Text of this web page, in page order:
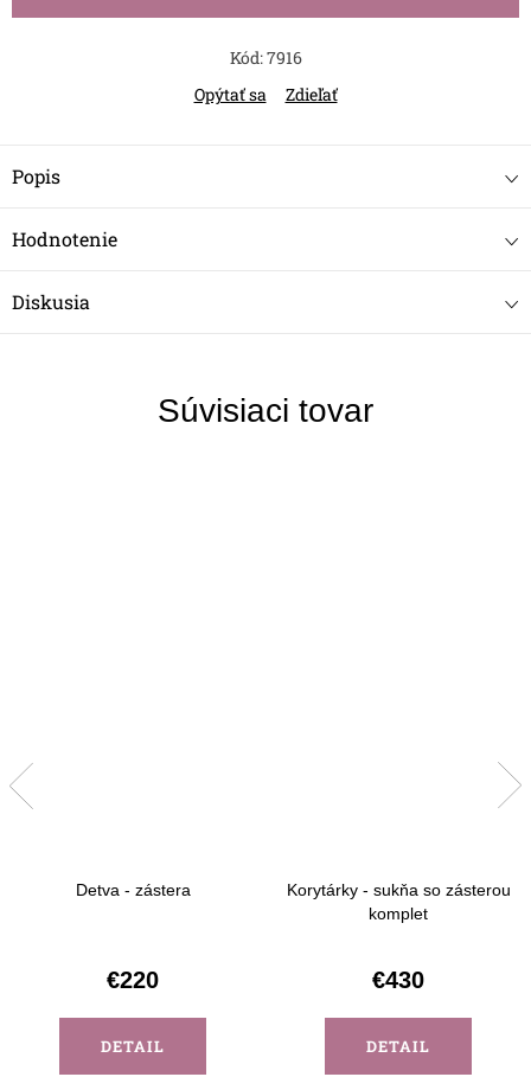
Kód:7916
Opýtať sa
Zdieľať
Popis
Hodnotenie
Diskusia
Súvisiaci tovar
Detva - zástera
€220
DETAIL
Korytárky - sukňa so zásterou
komplet
€430
DETAIL